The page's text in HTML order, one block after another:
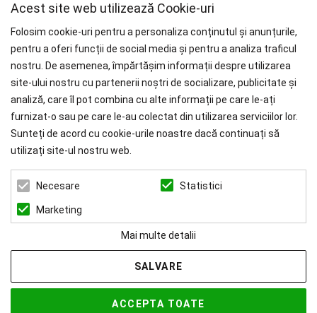
WHY CHOOSE PAÏSI
Branduri Internationale
Livrare Gratuităpentru Comenzile mai mari de 1000 RON.
ZEN ART SERVICES SRL
CUI: 39022519
© 2026 Paisi Powered byblugento
Acest site web utilizează Cookie-uri
Folosim cookie-uri pentru a personaliza conținutul și anunțurile,
pentru a oferi funcții de social media și pentru a analiza traficul
nostru. De asemenea, împărtășim informații despre utilizarea
site-ului nostru cu partenerii noștri de socializare, publicitate și
analiză, care îl pot combina cu alte informații pe care le-ați
furnizat-o sau pe care le-au colectat din utilizarea serviciilor lor.
Sunteți de acord cu cookie-urile noastre dacă continuați să
utilizați site-ul nostru web.
Necesare Statistici
Marketing
Mai multe detalii
SALVARE
ACCEPTA TOATE